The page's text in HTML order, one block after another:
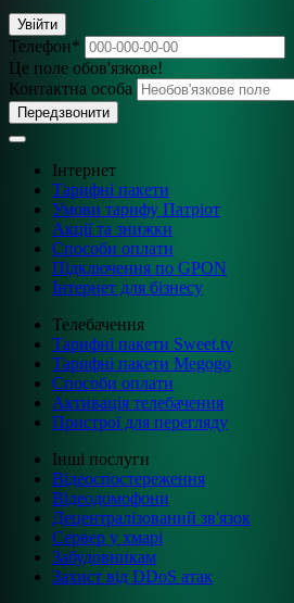
Увійти
Телефон*
Це поле обов'язкове!
Контактна особа
Передзвонити
Інтернет
Тарифні пакети
Умови тарифу Патріот
Акції та знижки
Способи оплати
Підключення по GPON
Інтернет для бізнесу
Телебачення
Тарифні пакети Sweet.tv
Тарифні пакети Megogo
Способи оплати
Активація телебачення
Пристрої для перегляду
Інші послуги
Відеоспостереження
Відеодомофони
Децентралізований зв'язок
Сервер у хмарі
Забудовникам
Захист від DDoS атак